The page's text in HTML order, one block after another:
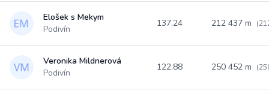
Elošek s Mekym
Podivín
137.24 212 437 m
Veronika Mildnerová
Podivín
122.88 250 452 m